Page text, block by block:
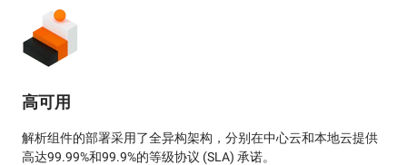
高可用
解析组件的部署采用了全异构架构，分别在中心云和本地云提供
高达99.99%和99.9%的等级协议 (SLA) 承诺。